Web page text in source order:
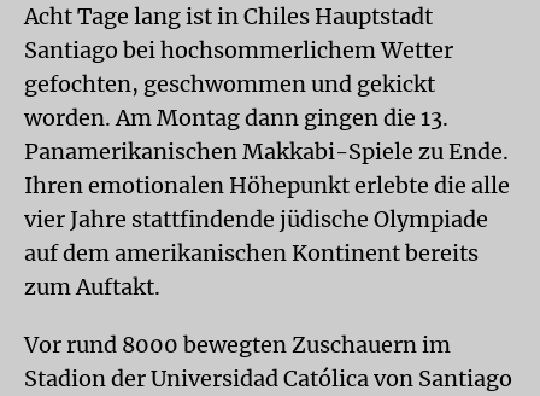
Acht Tage lang ist in Chiles Hauptstadt
Santiago bei hochsommerlichem Wetter
gefochten, geschwommen und gekickt
worden. Am Montag dann gingen die 13.
Panamerikanischen Makkabi-Spiele zu Ende.
Ihren emotionalen Höhepunkt erlebte die alle
vier Jahre stattfindende jüdische Olympiade
auf dem amerikanischen Kontinent bereits
zum Auftakt.
Vor rund 8000 bewegten Zuschauern im
Stadion der Universidad Católica von Santiago